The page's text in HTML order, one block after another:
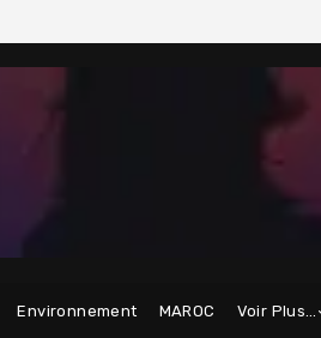
Environnement MAROC Voir Plus…